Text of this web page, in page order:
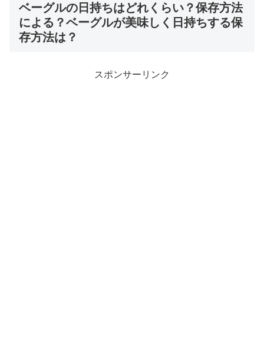
ベーグルの日持ちはどれくらい？保存方法
による？ベーグルが美味しく日持ちする保
存方法は？
スポンサーリンク